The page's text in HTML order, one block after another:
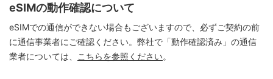
eSIMの動作確認について
eSIMでの通信ができない場合もございますので、必ずご契約の前
に通信事業者にご確認ください。弊社で「動作確認済み」の通信
業者については、
こちらを参照ください。